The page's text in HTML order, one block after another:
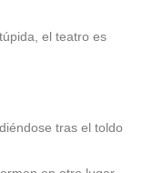
el teatro es
tras el toldo